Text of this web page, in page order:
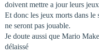
doivent mettre a jour leurs
Et donc les jeux morts dans le
ne seront pas jouable.
Je doute aussi que Mario
délaissé